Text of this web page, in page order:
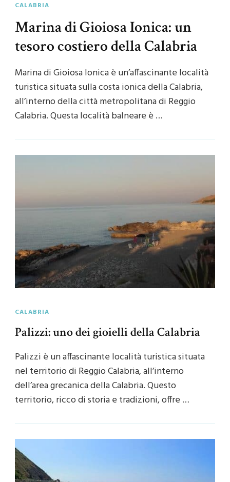
CALABRIA
Marina di Gioiosa Ionica: un
tesoro costiero della Calabria
Marina di Gioiosa Ionica è un’affascinante località
turistica situata sulla costa ionica della Calabria,
all’interno della città metropolitana di Reggio
Calabria. Questa località balneare è …
CALABRIA
Palizzi: uno dei gioielli della Calabria
Palizzi è un affascinante località turistica situata
nel territorio di Reggio Calabria, all’interno
dell’area grecanica della Calabria. Questo
territorio, ricco di storia e tradizioni, offre …